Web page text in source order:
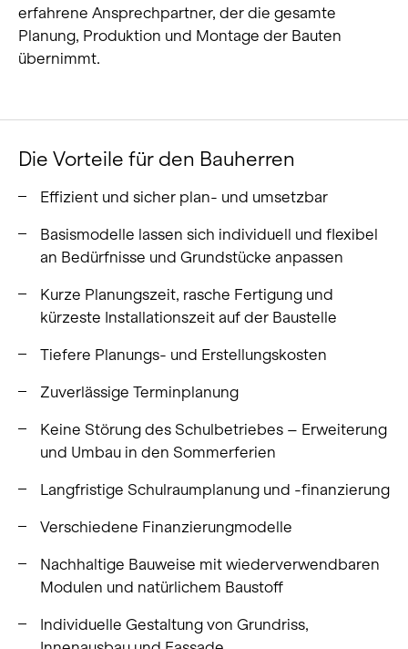
erfahrene Ansprechpartner, der die gesamte
Planung, Produktion und Montage der Bauten
übernimmt.
Die Vorteile für den Bauherren
Effizient und sicher plan- und umsetzbar
Basismodelle lassen sich individuell und flexibel
an Bedürfnisse und Grundstücke anpassen
Kurze Planungszeit, rasche Fertigung und
kürzeste Installationszeit auf der Baustelle
Tiefere Planungs- und Erstellungskosten
Zuverlässige Terminplanung
Keine Störung des Schulbetriebes – Erweiterung
und Umbau in den Sommerferien
Langfristige Schulraumplanung und -finanzierung
Verschiedene Finanzierungmodelle
Nachhaltige Bauweise mit wiederverwendbaren
Modulen und natürlichem Baustoff
Individuelle Gestaltung von Grundriss,